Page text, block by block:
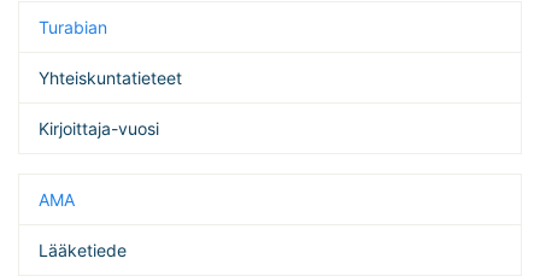
Turabian
Yhteiskuntatieteet
Kirjoittaja-vuosi
AMA
Lääketiede